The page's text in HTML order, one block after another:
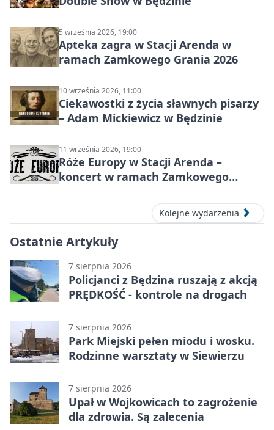
5 września 2026, 19:00
Apteka zagra w Stacji Arenda w
ramach Zamkowego Grania 2026
10 września 2026, 11:00
Ciekawostki z życia sławnych pisarzy
– Adam Mickiewicz w Będzinie
11 września 2026, 19:00
Róże Europy w Stacji Arenda –
koncert w ramach Zamkowego
Kolejne wydarzenia
Ostatnie Artykuły
7 sierpnia 2026
Policjanci z Będzina ruszają z akcją
PRĘDKOŚĆ - kontrole na drogach
7 sierpnia 2026
Park Miejski pełen miodu i wosku.
Rodzinne warsztaty w Siewierzu
7 sierpnia 2026
Upał w Wojkowicach to zagrożenie
dla zdrowia. Są zalecenia